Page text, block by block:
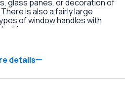
glass panes, or decoration of
is also a fairly large
of window handles with
hinges.
details